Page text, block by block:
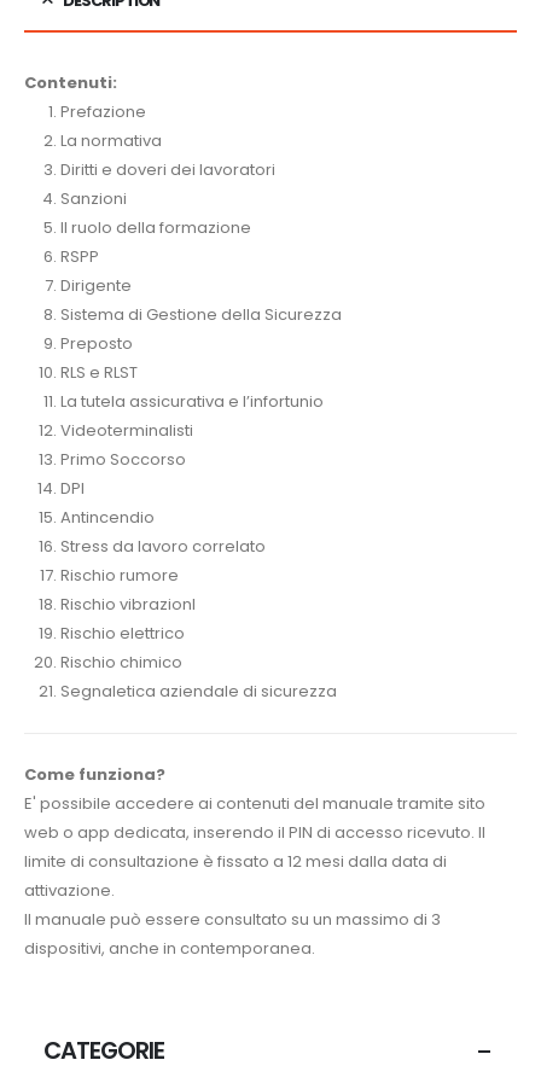
Contenuti:
Prefazione
La normativa
Diritti e doveri dei lavoratori
Sanzioni
Il ruolo della formazione
RSPP
Dirigente
Sistema di Gestione della Sicurezza
Preposto
RLS e RLST
La tutela assicurativa e l’infortunio
Videoterminalisti
Primo Soccorso
DPI
Antincendio
Stress da lavoro correlato
Rischio rumore
Rischio vibrazionI
Rischio elettrico
Rischio chimico
Segnaletica aziendale di sicurezza
Come funziona?
E' possibile accedere ai contenuti del manuale tramite sito
web o app dedicata, inserendo il PIN di accesso ricevuto. Il
limite di consultazione è fissato a 12 mesi dalla data di
attivazione.
Il manuale può essere consultato su un massimo di 3
dispositivi, anche in contemporanea.
CATEGORIE